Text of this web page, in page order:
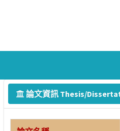
論文資訊 Thesis/